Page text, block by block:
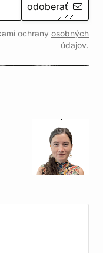
odoberať
ochrany osobných
údajov.